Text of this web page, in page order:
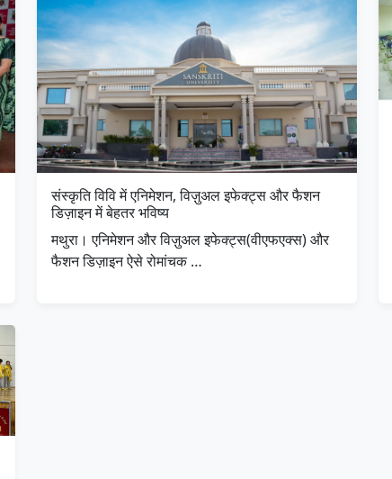
संस्कृति विवि में एनिमेशन, विज़ुअल इफेक्ट्स और फैशन
डिज़ाइन में बेहतर भविष्य
मथुरा। एनिमेशन और विज़ुअल इफेक्ट्स(वीएफएक्स) और
फैशन डिज़ाइन ऐसे रोमांचक …